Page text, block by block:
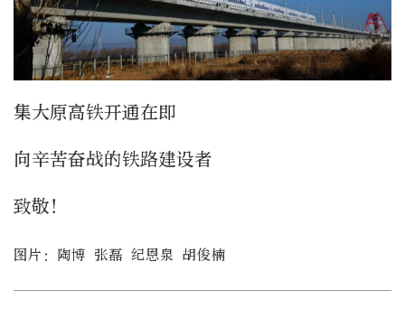
集大原高铁开通在即
向辛苦奋战的铁路建设者
致敬！
图片：陶博 张磊 纪恩泉 胡俊楠